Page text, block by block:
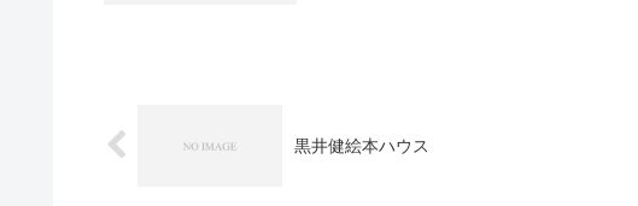
黒井健絵本ハウス